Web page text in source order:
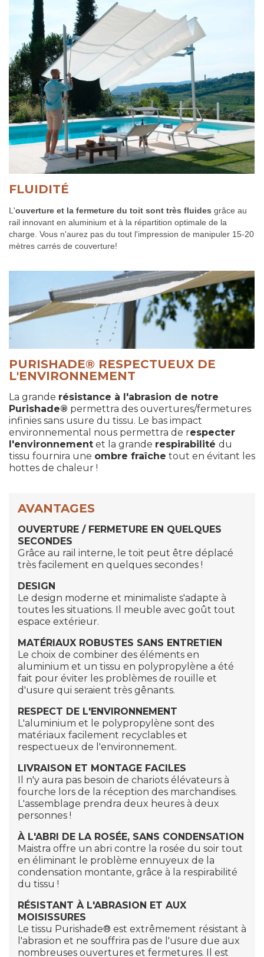
FLUIDITÉ
L'ouverture et la fermeture du toit sont très fluides grâce au
rail innovant en aluminium et à la répartition optimale de la
charge. Vous n'aurez pas du tout l'impression de manipuler 15-20
mètres carrés de couverture!
PURISHADE® RESPECTUEUX DE
L'ENVIRONNEMENT
La grande résistance à l'abrasion de notre
Purishade® permettra des ouvertures/fermetures
infinies sans usure du tissu. Le bas impact
environnemental nous permettra de respecter
l'environnement et la grande respirabilité du
tissu fournira une ombre fraîche tout en évitant les
hottes de chaleur !
AVANTAGES
OUVERTURE / FERMETURE EN QUELQUES
SECONDES
Grâce au rail interne, le toit peut être déplacé
très facilement en quelques secondes !
DESIGN
Le design moderne et minimaliste s'adapte à
toutes les situations. Il meuble avec goût tout
espace extérieur.
MATÉRIAUX ROBUSTES SANS ENTRETIEN
Le choix de combiner des éléments en
aluminium et un tissu en polypropylène a été
fait pour éviter les problèmes de rouille et
d'usure qui seraient très gênants.
RESPECT DE L'ENVIRONNEMENT
L'aluminium et le polypropylène sont des
matériaux facilement recyclables et
respectueux de l'environnement.
LIVRAISON ET MONTAGE FACILES
Il n'y aura pas besoin de chariots élévateurs à
fourche lors de la réception des marchandises.
L'assemblage prendra deux heures à deux
personnes !
À L'ABRI DE LA ROSÉE, SANS CONDENSATION
Maistra offre un abri contre la rosée du soir tout
en éliminant le problème ennuyeux de la
condensation montante, grâce à la respirabilité
du tissu !
RÉSISTANT À L'ABRASION ET AUX
MOISISSURES
Le tissu Purishade® est extrêmement résistant à
l'abrasion et ne souffrira pas de l'usure due aux
nombreuses ouvertures et fermetures. Il est